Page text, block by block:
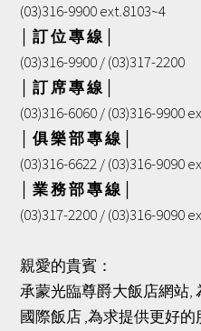
(03)316-9900 ext.8103~4
│ 訂 位 專 線 │
(03)316-9900 / (03)317-2200
│ 訂 席 專 線 │
(03)316-6060 / (03)316-9900
│ 俱 樂 部 專 線 │
(03)316-6622 / (03)316-9090
│ 業 務 部 專 線 │
(03)317-2200 / (03)316-9090
親愛的貴賓：
承蒙光臨尊爵大飯店網站,
國際飯店 ,為求提供更好